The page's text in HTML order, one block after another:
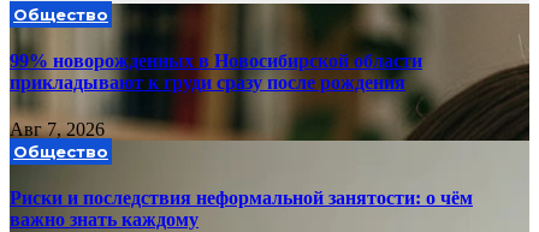
Общество
99% новорожденных в Новосибирской области
прикладывают к груди сразу после рождения
Авг 7, 2026
Общество
Риски и последствия неформальной занятости: о чём
важно знать каждому